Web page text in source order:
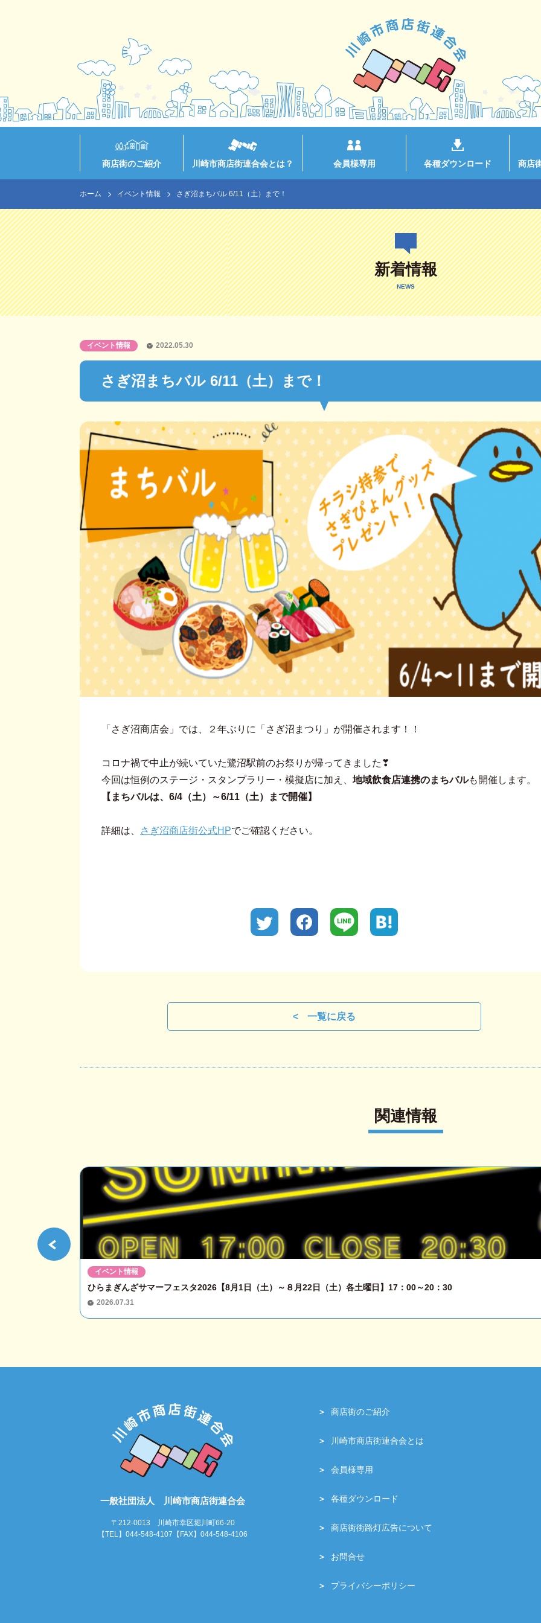
商店街のご紹介 川崎市商店街連合会とは？ 会員様専用 各種ダウンロード 商店
ホーム イベント情報 さぎ沼まちバル 6/11（土）まで！
新着情報
NEWS
さぎ沼まちバル 6/11（土）まで！
イベント情報 2022.05.30
「さぎ沼商店会」では、２年ぶりに「さぎ沼まつり」が開催されます！！
コロナ禍で中止が続いていた鷺沼駅前のお祭りが帰ってきました❣
今回は恒例のステージ・スタンプラリー・模擬店に加え、 地域飲食店連携のまちバルも開催します。
【まちバルは、6/4（土）～6/11（土）まで開催】
詳細は、 さぎ沼商店街公式HPでご確認ください。
一覧に戻る
関連情報
ひらまぎんざサマーフェスタ2026【8月1日（土）～８月22日（土）各土曜日】17：00～20：30
2026.07.31
イベント情報
一般社団法人 川崎市商店街連合会
〒212-0013 川崎市幸区堀川町66-20
【TEL】044-548-4107【FAX】044-548-4106
商店街のご紹介
川崎市商店街連合会とは
会員様専用
各種ダウンロード
商店街街路灯広告について
お問合せ
プライバシーポリシー